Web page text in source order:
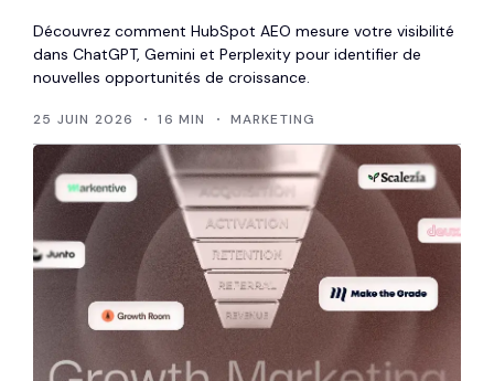
Découvrez comment HubSpot AEO mesure votre visibilité
dans ChatGPT, Gemini et Perplexity pour identifier de
nouvelles opportunités de croissance.
25 JUIN 2026 16 MIN MARKETING